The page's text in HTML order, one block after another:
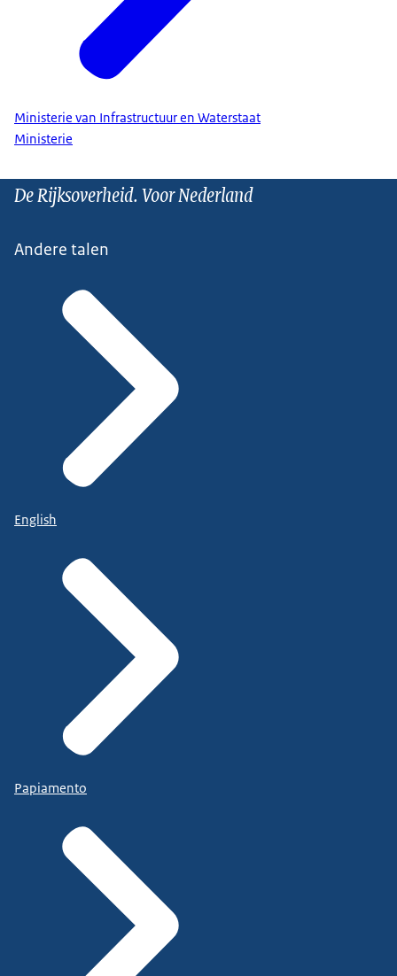
Ministerie van Infrastructuur en Waterstaat
Ministerie
De Rijksoverheid. Voor Nederland
Andere talen
English
Papiamento